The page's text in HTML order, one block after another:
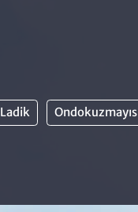
Ladik Ondokuzmayıs